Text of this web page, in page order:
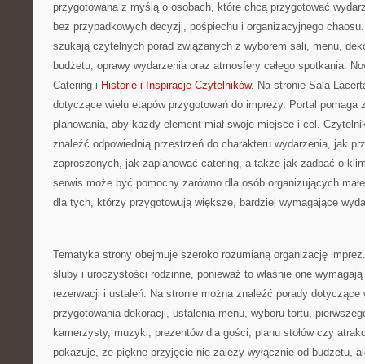
przygotowana z myślą o osobach, które chcą przygotować
bez przypadkowych decyzji, pośpiechu i organizacyjnego
szukają czytelnych porad związanych z wyborem sali, menu,
budżetu, oprawy wydarzenia oraz atmosfery całego spotkania.
Catering i Historie i Inspiracje Czytelników. Na stronie Sala
dotyczące wielu etapów przygotowań do imprezy. Portal pomaga
planowania, aby każdy element miał swoje miejsce i cel.
znaleźć odpowiednią przestrzeń do charakteru wydarzenia, jak
zaproszonych, jak zaplanować catering, a także jak zadbać o
serwis może być pomocny zarówno dla osób organizujących
dla tych, którzy przygotowują większe, bardziej wymagające
Tematyka strony obejmuje szeroko rozumianą organizację
śluby i uroczystości rodzinne, ponieważ to właśnie one
rezerwacji i ustaleń. Na stronie można znaleźć porady dotyczące
przygotowania dekoracji, ustalenia menu, wyboru tortu,
kamerzysty, muzyki, prezentów dla gości, planu stołów czy
pokazuje, że piękne przyjęcie nie zależy wyłącznie od budżetu,